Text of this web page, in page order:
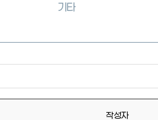
기타
작성자